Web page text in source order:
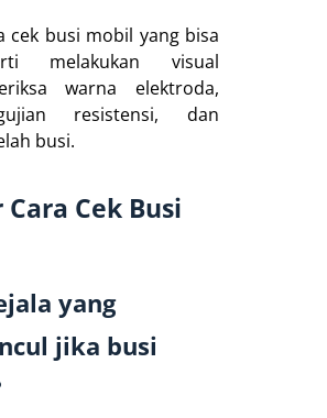
cek busi mobil yang bisa
melakukan visual
warna elektroda,
resistensi, dan
busi.
Cek Busi
yang
jika busi